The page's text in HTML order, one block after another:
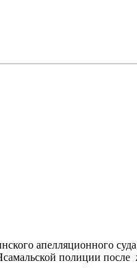
апелляционного
полиции